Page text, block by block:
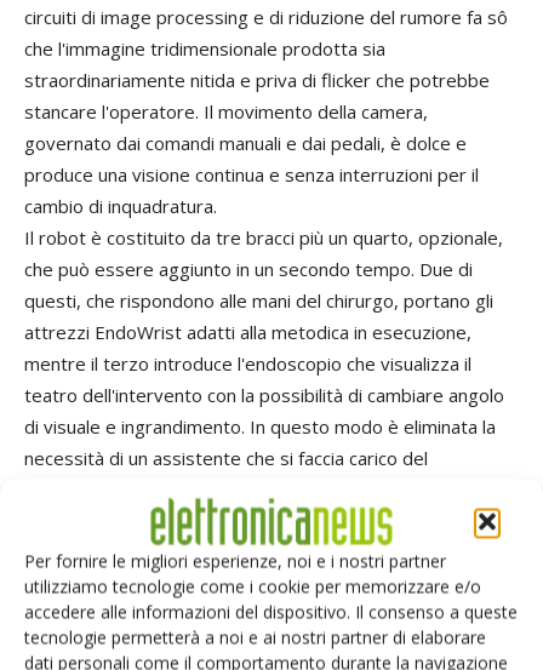
Per fornire le migliori esperienze, noi e i nostri partner
utilizziamo tecnologie come i cookie per memorizzare e/o
accedere alle informazioni del dispositivo. Il consenso a queste
tecnologie permetterà a noi e ai nostri partner di elaborare
dati personali come il comportamento durante la navigazione
circuiti di image processing e di riduzione del rumore fa sô
che l'immagine tridimensionale prodotta sia
straordinariamente nitida e priva di flicker che potrebbe
stancare l'operatore. Il movimento della camera,
governato dai comandi manuali e dai pedali, è dolce e
produce una visione continua e senza interruzioni per il
cambio di inquadratura.
Il robot è costituito da tre bracci più un quarto, opzionale,
che può essere aggiunto in un secondo tempo. Due di
questi, che rispondono alle mani del chirurgo, portano gli
attrezzi EndoWrist adatti alla metodica in esecuzione,
mentre il terzo introduce l'endoscopio che visualizza il
teatro dell'intervento con la possibilità di cambiare angolo
di visuale e ingrandimento. In questo modo è eliminata la
necessità di un assistente che si faccia carico del
chirurgia laparoscopica. La presenza del quarto braccio è
utile in particolari metodiche e per effettuare suture al volo
e, comandato dallo stesso operatore alla console,
permette di fare a meno di un altro chirurgo a fianco del
paziente.